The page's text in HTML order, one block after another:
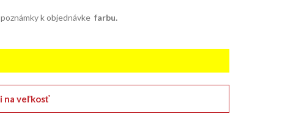
k objednávke farbu.
na veľkosť